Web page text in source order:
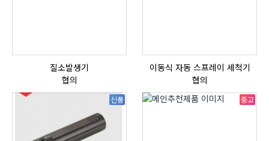
질소발생기
협의
이동식 자동 스프레이 세척기
협의
신품 중고